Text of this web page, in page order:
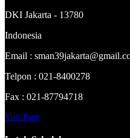
DKI Jakarta - 13780
Indonesia
Email :
Telpon : 021-8400278
Fax : 021-87794718
Visit Page